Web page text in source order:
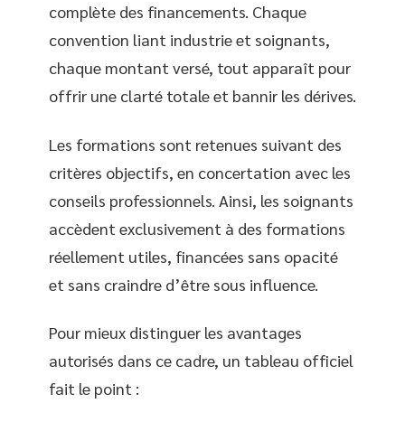
complète des financements. Chaque
convention liant industrie et soignants,
chaque montant versé, tout apparaît pour
offrir une clarté totale et bannir les dérives.
Les formations sont retenues suivant des
critères objectifs, en concertation avec les
conseils professionnels. Ainsi, les soignants
accèdent exclusivement à des formations
réellement utiles, financées sans opacité
et sans craindre d’être sous influence.
Pour mieux distinguer les avantages
autorisés dans ce cadre, un tableau officiel
fait le point :